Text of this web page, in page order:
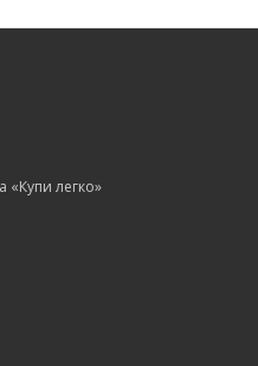
«Купи легко»